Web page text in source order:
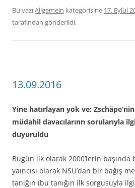
Bu yazıAllgemein kategorisine 17. Eylül
tarafından gönderildi.
13.09.2016
Yine hatırlayan yok ve:
müdahil davacılarınn sorularıyla
duyuruldu
Bugün ilk olarak 2000’lerin
yaıncısı olarak NSU’dan bir bağış
tanığın (bu tanığın ilk sorgusuyla